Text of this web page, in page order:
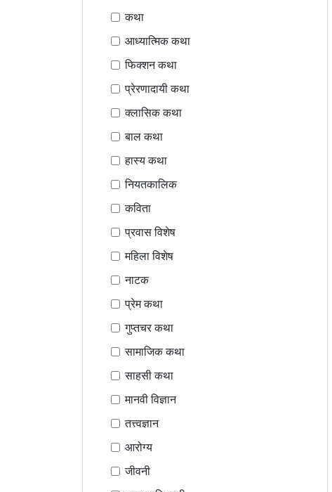
कथा
आध्यात्मिक कथा
फिक्शन कथा
प्रेरणादायी कथा
क्लासिक कथा
बाल कथा
हास्य कथा
नियतकालिक
कविता
प्रवास विशेष
महिला विशेष
नाटक
प्रेम कथा
गुप्तचर कथा
सामाजिक कथा
साहसी कथा
मानवी विज्ञान
तत्त्वज्ञान
आरोग्य
जीवनी